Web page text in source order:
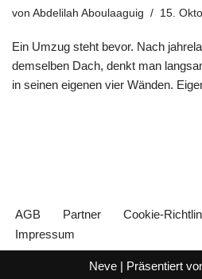
von Abdelilah Aboulaaguig 15.
Ein Umzug steht bevor. Nach
demselben Dach, denkt man
in seinen eigenen vier Wänden.
AGB Partner Cookie-
Impressum
Neve | Präsentiert